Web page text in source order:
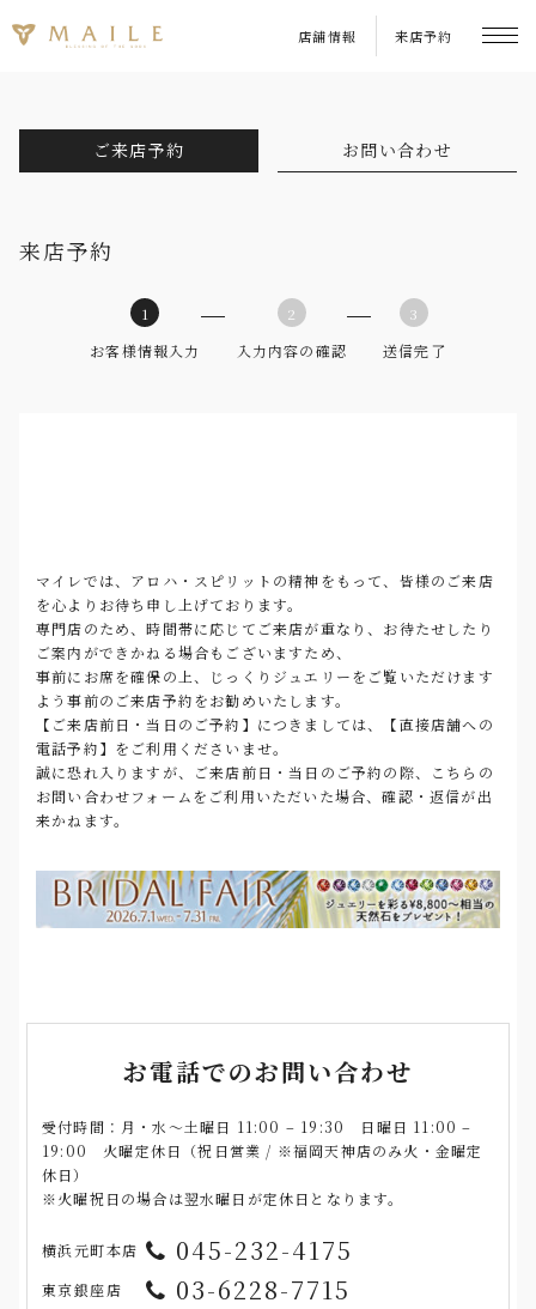
店舗情報 来店予約
ご来店予約 お問い合わせ
来店予約
1
お客様情報入力
2
入力内容の確認
3
送信完了
マイレでは、アロハ・スピリットの精神をもって、皆様のご来店
を心よりお待ち申し上げております。
専門店のため、時間帯に応じてご来店が重なり、お待たせしたり
ご案内ができかねる場合もございますため、
事前にお席を確保の上、
じっくりジュエリーをご覧いただけます
よう事前のご来店予約をお勧めいたします。
【ご来店前日・当日のご予約】につきましては、【直接店舗への
電話予約】をご利用くださいませ。
誠に恐れ入りますが、ご来店前日・当日のご予約の際、こちらの
お問い合わせフォームをご利用いただいた場合、確認・返信が出
来かねます。
お電話でのお問い合わせ
受付時間：月・水〜土曜日 11:00 – 19:30 日曜日 11:00 –
19:00 火曜定休日（祝日営業 / ※福岡天神店のみ火・金曜定
休日）
※火曜祝日の場合は翌水曜日が定休日となります。
横浜元町本店 045-232-4175
東京銀座店 03-6228-7715